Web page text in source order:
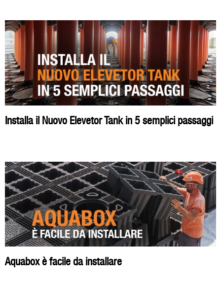
Installa il Nuovo Elevetor Tank in 5 semplici passaggi
Aquabox è facile da installare